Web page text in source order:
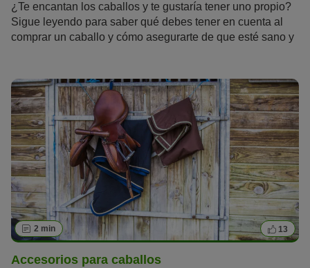
¿Te encantan los caballos y te gustaría tener uno propio?
Sigue leyendo para saber qué debes tener en cuenta al
comprar un caballo y cómo asegurarte de que esté sano y
2 min 13
Accesorios para caballos